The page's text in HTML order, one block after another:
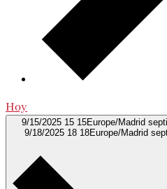
Hoy
9/15/2025 15 15Europe/Madrid
9/18/2025 18 18Europe/Madrid